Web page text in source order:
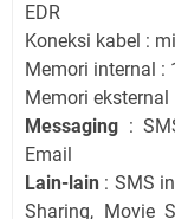
EDR
Koneksi kabel :
Memori internal :
Memori
Messaging :
Email
Lain-lain : SMS
Sharing, Movie